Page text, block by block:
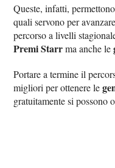
Queste, infatti,
quali servono per
percorso a livelli
Premi Starrma anche le
Portare a termine il
migliori per ottenere le
gratuitamente si possono